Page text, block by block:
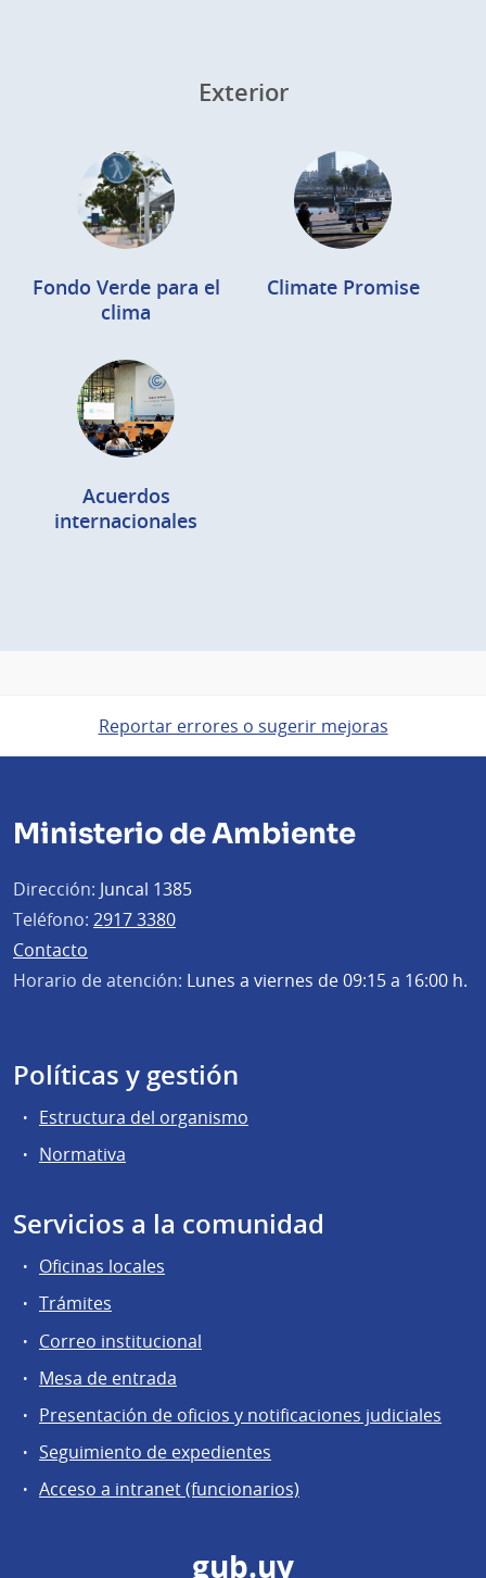
Exterior
Fondo Verde para el
clima
Climate Promise
Acuerdos
internacionales
Reportar errores o sugerir mejoras
Ministerio de Ambiente
Dirección: Juncal 1385
Teléfono: 2917 3380
Contacto
Horario de atención: Lunes a viernes de 09:15 a 16:00 h.
Políticas y gestión
Estructura del organismo
Normativa
Servicios a la comunidad
Oficinas locales
Trámites
Correo institucional
Mesa de entrada
Presentación de oficios y notificaciones judiciales
Seguimiento de expedientes
Acceso a intranet (funcionarios)
gub.uy